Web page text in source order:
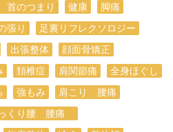
首のつまり 健康
脚痛
張り
足裏リフレクソロジー
出張整体
顔面骨矯正
頚椎症 肩関節痛
全身ほぐし
強もみ
肩こり 腰痛
くり腰 腰痛